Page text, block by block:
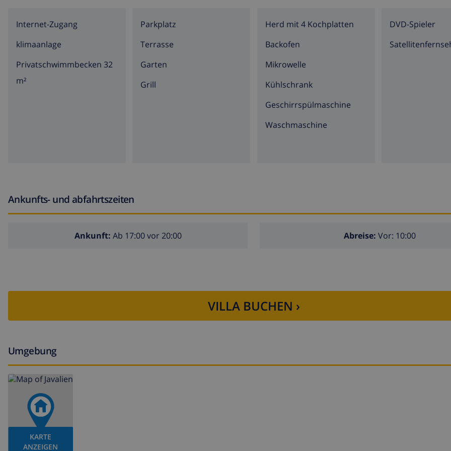
Internet-Zugang
klimaanlage
Privatschwimmbecken 32
m²
Parkplatz
Terrasse
Garten
Grill
Herd mit 4 Kochplatten
Backofen
Mikrowelle
Kühlschrank
Geschirrspülmaschine
Waschmaschine
DVD-Spieler
Ankunfts- und abfahrtszeiten
Ankunft: Ab 17:00 vor 20:00 Abreise: Vor: 10:00
VILLA BUCHEN ›
Umgebung
KARTE
ANZEIGEN